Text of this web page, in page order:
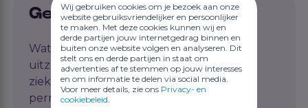
Wij gebruiken cookies om je bezoek aan onze
website gebruiksvriendelijker en persoonlijker
te maken. Met deze cookies kunnen wij en
derde partijen jouw internetgedrag binnen en
buiten onze website volgen en analyseren. Dit
stelt ons en derde partijen in staat om
advertenties af te stemmen op jouw interesses
en om informatie te delen via social media.
Voor meer details, zie ons Privacy- en
cookiebeleid
Gerelateerde artikelen
Wat zijn de verplichtingen van de
uitzendonderneming betreffende een
ziektekostenverzekering voor de niet
permanent in Nederland woonachtige